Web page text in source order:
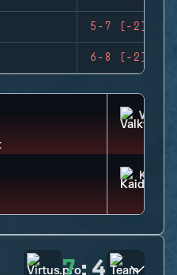
5-7 (-2)
6-8 (-2)
KAID
7: 4